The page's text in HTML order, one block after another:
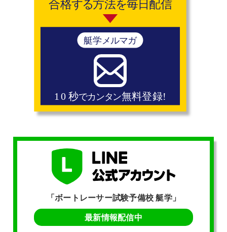
「ボートレーサー試験予備校 艇学」
最新情報配信中